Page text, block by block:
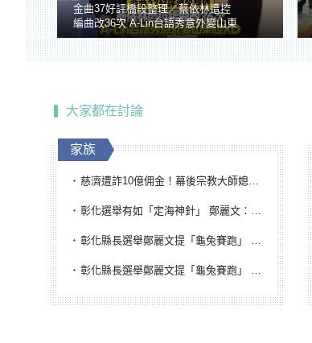
金曲37好評橋段整理／蔡依林遭控
編曲改36次 A-Lin台語秀意外變山東
腔
大家都在討論
家族
慈濟遭詐10億佣金！幕後宗教大師媳婦獲100萬交保...快步奔離不發一語
彰化選舉有如「定海神針」 鄭麗文：傾全黨之力讓彰化贏
彰化縣長選舉鄭麗文提「龜兔賽跑」 綠營、無黨籍忙否認是烏龜
彰化縣長選舉鄭麗文提「龜兔賽跑」 綠營、無黨籍忙否認是烏龜